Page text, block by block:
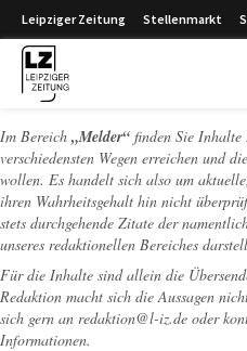
Leipziger Zeitung Stellenmarkt
Im Bereich „Melder“ finden Sie
verschiedensten Wegen erreichen und
wollen. Es handelt sich also um
ihren Wahrheitsgehalt hin nicht
stets durchgehende Zitate der
unseres redaktionellen Bereiches
Für die Inhalte sind allein die
Redaktion macht sich die Aussagen
sich gern an redaktion@l-iz.de oder
Informationen.